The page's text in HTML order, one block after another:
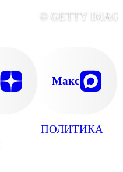
ПОЛИТИКА
© GETTY
Макс